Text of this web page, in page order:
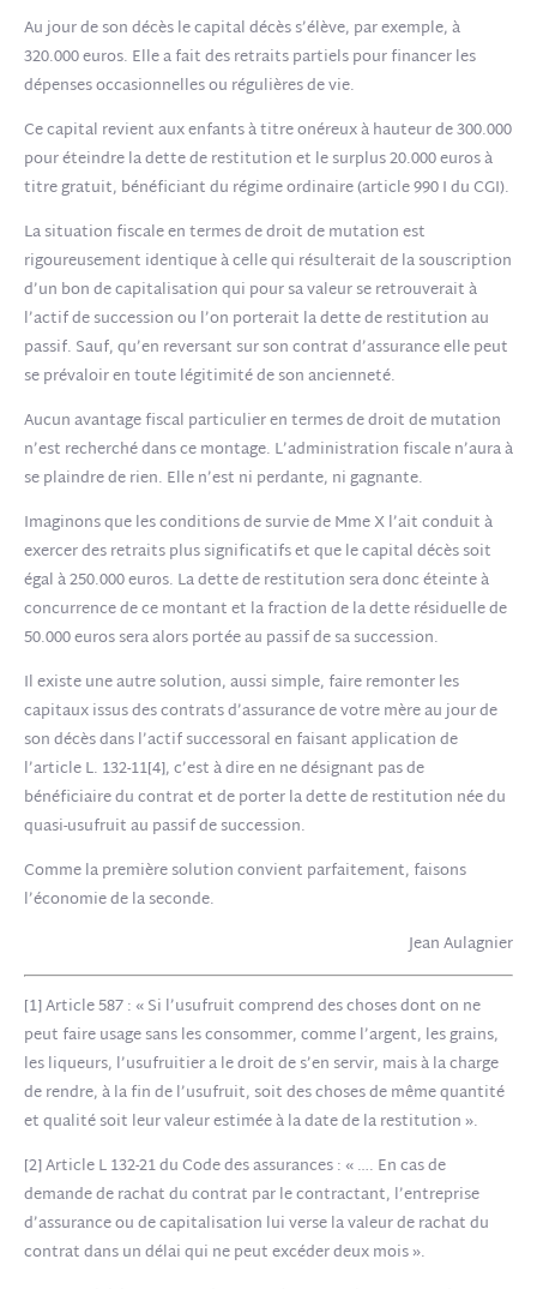
Au jour de son décès le capital décès s’élève, par exemple, à
320.000 euros. Elle a fait des retraits partiels pour financer les
dépenses occasionnelles ou régulières de vie.
Ce capital revient aux enfants à titre onéreux à hauteur de 300.000
pour éteindre la dette de restitution et le surplus 20.000 euros à
titre gratuit, bénéficiant du régime ordinaire (article 990 I du CGI).
La situation fiscale en termes de droit de mutation est
rigoureusement identique à celle qui résulterait de la souscription
d’un bon de capitalisation qui pour sa valeur se retrouverait à
l’actif de succession ou l’on porterait la dette de restitution au
passif. Sauf, qu’en reversant sur son contrat d’assurance elle peut
se prévaloir en toute légitimité de son ancienneté.
Aucun avantage fiscal particulier en termes de droit de mutation
n’est recherché dans ce montage. L’administration fiscale n’aura à
se plaindre de rien. Elle n’est ni perdante, ni gagnante.
Imaginons que les conditions de survie de Mme X l’ait conduit à
exercer des retraits plus significatifs et que le capital décès soit
égal à 250.000 euros. La dette de restitution sera donc éteinte à
concurrence de ce montant et la fraction de la dette résiduelle de
50.000 euros sera alors portée au passif de sa succession.
Il existe une autre solution, aussi simple, faire remonter les
capitaux issus des contrats d’assurance de votre mère au jour de
son décès dans l’actif successoral en faisant application de
l’article L. 132-11[4], c’est à dire en ne désignant pas de
bénéficiaire du contrat et de porter la dette de restitution née du
quasi-usufruit au passif de succession.
Comme la première solution convient parfaitement, faisons
l’économie de la seconde.
Jean Aulagnier
[1] Article 587 : « Si l’usufruit comprend des choses dont on ne
peut faire usage sans les consommer, comme l’argent, les grains,
les liqueurs, l’usufruitier a le droit de s’en servir, mais à la charge
de rendre, à la fin de l’usufruit, soit des choses de même quantité
et qualité soit leur valeur estimée à la date de la restitution ».
[2] Article L 132-21 du Code des assurances : « …. En cas de
demande de rachat du contrat par le contractant, l’entreprise
d’assurance ou de capitalisation lui verse la valeur de rachat du
contrat dans un délai qui ne peut excéder deux mois ».